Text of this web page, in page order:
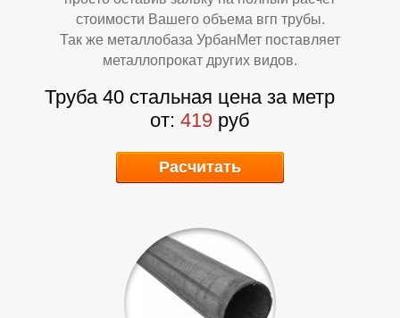
стоимости Вашего объема вгп трубы.
Так же металлобаза УрбанМет поставляет
металлопрокат других видов.
Труба 40 стальная цена за метр
от: 419 руб
Расчитать